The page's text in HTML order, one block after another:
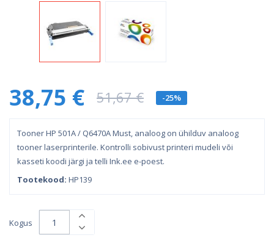
38,75 € 51,67 € -25%
Tooner HP 501A / Q6470A Must, analoog on ühilduv analoog
tooner laserprinterile. Kontrolli sobivust printeri mudeli või
kasseti koodi järgi ja telli Ink.ee e-poest.
Tootekood: HP139
Kogus